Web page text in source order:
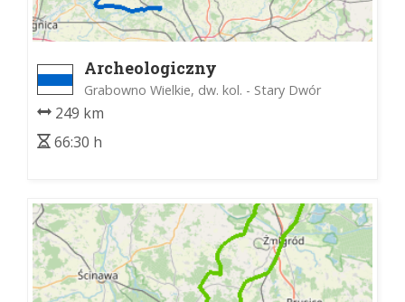
Archeologiczny
Grabowno Wielkie, dw. kol. - Stary Dwór
249 km
66:30 h